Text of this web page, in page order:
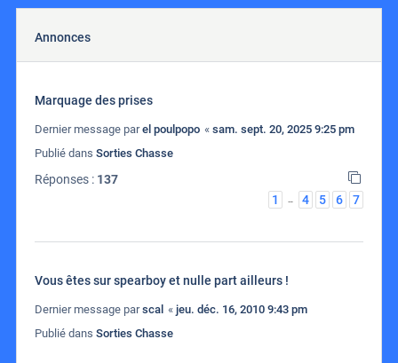
Annonces
Marquage des prises
Dernier message parel poulpopo « sam. sept. 20, 2025 9:25 pm
Publié dans Sorties Chasse
Réponses : 137
1
… 4 5 6 7
Vous êtes sur spearboy et nulle part ailleurs !
Dernier message parscal « jeu. déc. 16, 2010 9:43 pm
Publié dans Sorties Chasse